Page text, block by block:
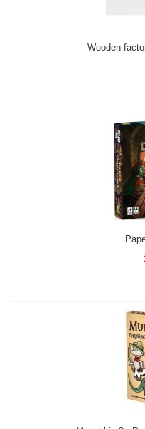
Wooden